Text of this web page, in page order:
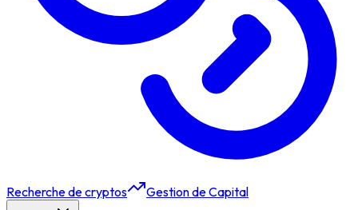
Recherche de cryptos Gestion de Capital